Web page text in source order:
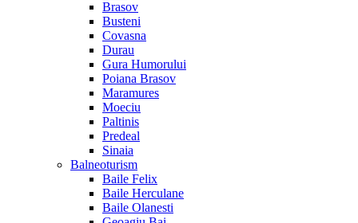
Brasov
Busteni
Covasna
Durau
Gura Humorului
Poiana Brasov
Maramures
Moeciu
Paltinis
Predeal
Sinaia
Balneoturism
Baile Felix
Baile Herculane
Baile Olanesti